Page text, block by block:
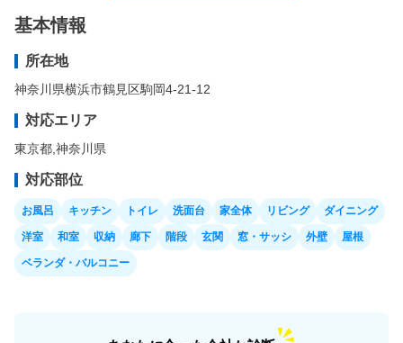
基本情報
所在地
神奈川県横浜市鶴見区駒岡4-21-12
対応エリア
東京都 神奈川県
対応部位
お風呂 キッチン トイレ 洗面台 家全体 リビング ダイニング
洋室 和室 収納 廊下 階段 玄関 窓・サッシ 外壁 屋根
ベランダ・バルコニー